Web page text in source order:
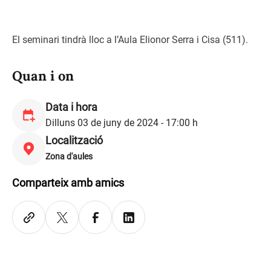
El seminari tindrà lloc a l’Aula Elionor Serra i Cisa (511).
Quan i on
Data i hora
Dilluns 03 de juny de 2024 - 17:00 h
Localització
Zona d'aules
Comparteix amb amics